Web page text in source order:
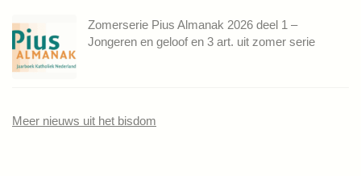
Zomerserie Pius Almanak 2026 deel 1 –
Jongeren en geloof en 3 art. uit zomer serie
Meer nieuws uit het bisdom